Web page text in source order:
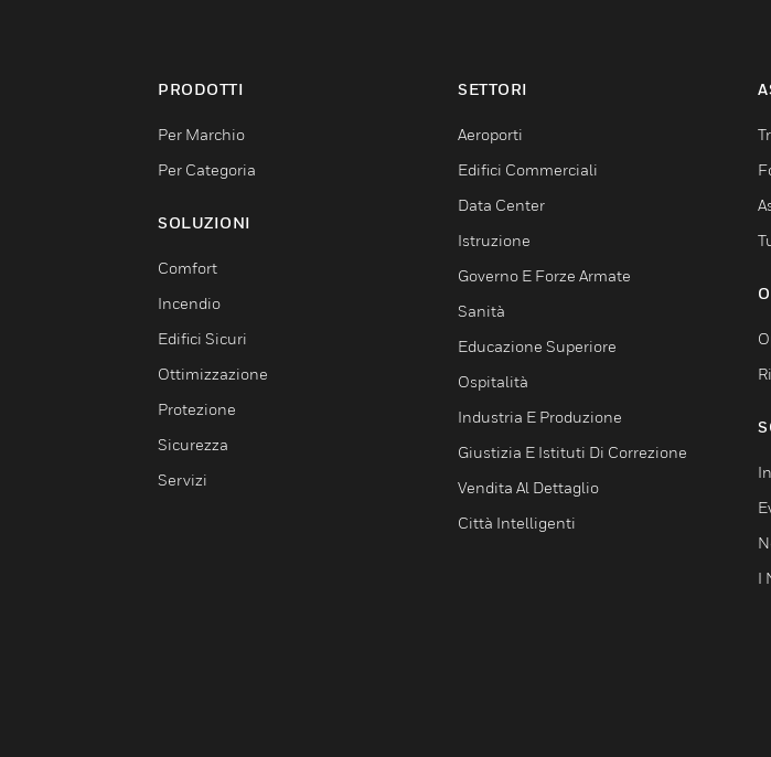
PRODOTTI
Per Marchio
Per Categoria
SOLUZIONI
Comfort
Incendio
Edifici Sicuri
Ottimizzazione
Protezione
Sicurezza
Servizi
SETTORI
Aeroporti
Edifici Commerciali
Data Center
Istruzione
Governo E Forze Armate
Sanità
Educazione Superiore
Ospitalità
Industria E Produzione
Giustizia E Istituti Di Correzione
Vendita Al Dettaglio
Città Intelligenti
I